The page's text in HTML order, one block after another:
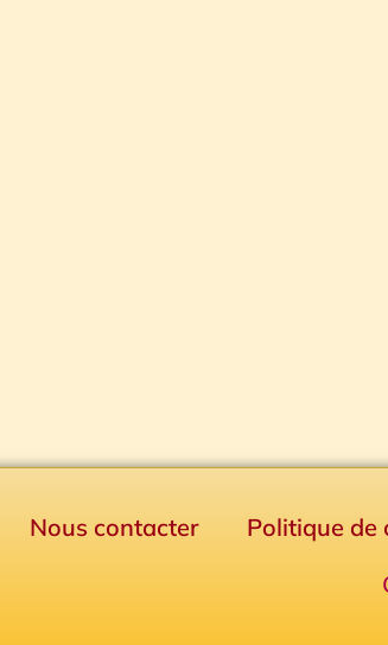
Nous contacter Politique de